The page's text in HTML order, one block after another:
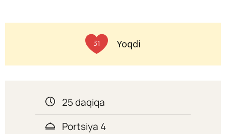
31 Yoqdi
25 daqiqa
Portsiya 4